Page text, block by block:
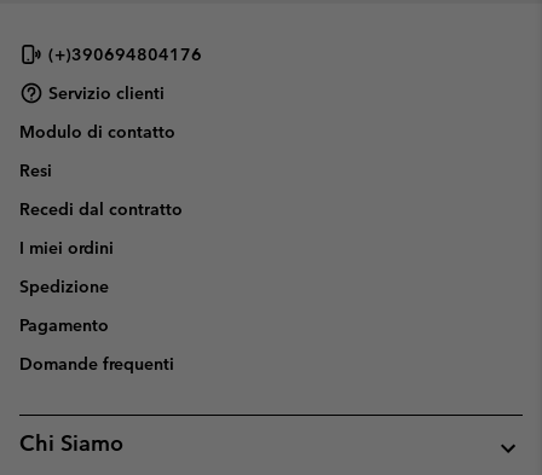
(+)390694804176
Servizio clienti
Modulo di contatto
Resi
Recedi dal contratto
I miei ordini
Spedizione
Pagamento
Domande frequenti
Chi Siamo